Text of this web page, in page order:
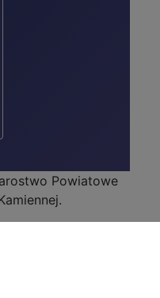
Powiatowe